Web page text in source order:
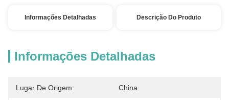
Informações Detalhadas Descrição Do Produto
Informações Detalhadas
Lugar De Origem: China